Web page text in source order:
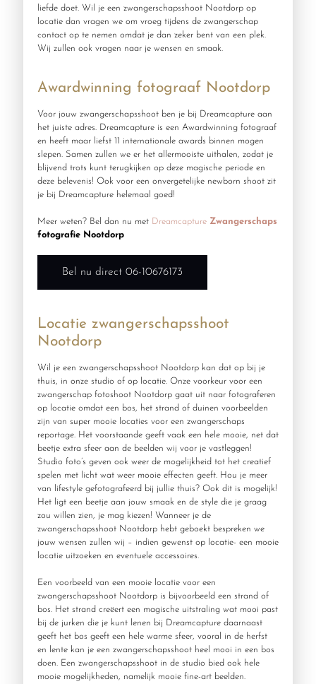
liefde doet. Wil je een zwangerschapsshoot Nootdorp op
locatie dan vragen we om vroeg tijdens de zwangerschap
contact op te nemen omdat je dan zeker bent van een plek.
Wij zullen ook vragen naar je wensen en smaak.
Awardwinning fotograaf Nootdorp
Voor jouw zwangerschapsshoot ben je bij Dreamcapture aan
het juiste adres. Dreamcapture is een Awardwinning fotograaf
en heeft maar liefst 11 internationale awards binnen mogen
slepen. Samen zullen we er het allermooiste uithalen, zodat je
blijvend trots kunt terugkijken op deze magische periode en
deze belevenis! Ook voor een onvergetelijke newborn shoot zit
je bij Dreamcapture helemaal goed!
Meer weten? Bel dan nu met Dreamcapture Zwangerschaps
fotografie Nootdorp
Bel nu direct 06-10676173
Locatie zwangerschapsshoot
Nootdorp
Wil je een zwangerschapsshoot Nootdorp kan dat op bij je
thuis, in onze studio of op locatie. Onze voorkeur voor een
zwangerschap fotoshoot Nootdorp gaat uit naar fotograferen
op locatie omdat een bos, het strand of duinen voorbeelden
zijn van super mooie locaties voor een zwangerschaps
reportage. Het voorstaande geeft vaak een hele mooie, net dat
beetje extra sfeer aan de beelden wij voor je vastleggen!
Studio foto’s geven ook weer de mogelijkheid tot het creatief
spelen met licht wat weer mooie effecten geeft. Hou je meer
van lifestyle gefotografeerd bij jullie thuis? Ook dit is mogelijk!
Het ligt een beetje aan jouw smaak en de style die je graag
zou willen zien, je mag kiezen! Wanneer je de
zwangerschapsshoot Nootdorp hebt geboekt bespreken we
jouw wensen zullen wij – indien gewenst op locatie- een mooie
locatie uitzoeken en eventuele accessoires.
Een voorbeeld van een mooie locatie voor een
zwangerschapsshoot Nootdorp is bijvoorbeeld een strand of
bos. Het strand creëert een magische uitstraling wat mooi past
bij de jurken die je kunt lenen bij Dreamcapture daarnaast
geeft het bos geeft een hele warme sfeer, vooral in de herfst
en lente kan je een zwangerschapsshoot heel mooi in een bos
doen. Een zwangerschapsshoot in de studio bied ook hele
mooie mogelijkheden, namelijk mooie fine-art beelden.